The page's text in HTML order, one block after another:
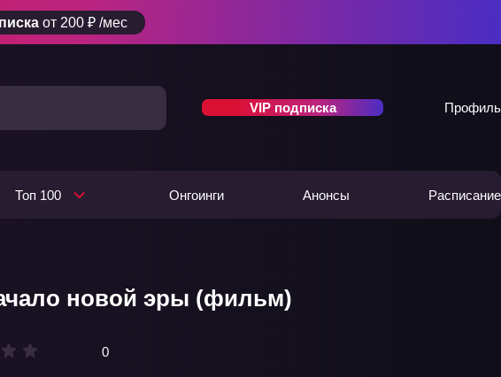
от 200 ₽ /мес
VIP подписка Профиль
Топ 100 Онгоинги Анонсы Расписание
новой эры (фильм)
0